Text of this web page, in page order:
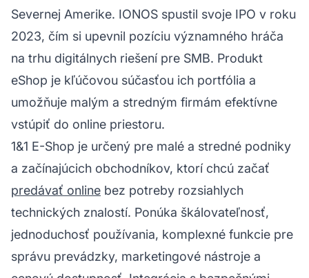
Severnej Amerike. IONOS spustil svoje IPO v roku
2023, čím si upevnil pozíciu významného hráča
na trhu digitálnych riešení pre SMB. Produkt
eShop je kľúčovou súčasťou ich portfólia a
umožňuje malým a stredným firmám efektívne
vstúpiť do online priestoru.
1&1 E-Shop je určený pre malé a stredné podniky
a začínajúcich obchodníkov, ktorí chcú začať
predávať online bez potreby rozsiahlych
technických znalostí. Ponúka škálovateľnosť,
jednoduchosť používania, komplexné funkcie pre
správu prevádzky, marketingové nástroje a